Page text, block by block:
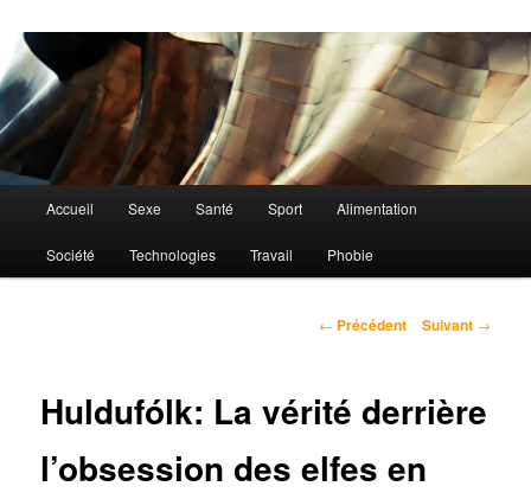
principal
Accueil Sexe Santé Sport Alimentation
Société Technologies Travail Phobie
Navigation
← Précédent Suivant →
Huldufólk: La vérité derrière
l’obsession des elfes en